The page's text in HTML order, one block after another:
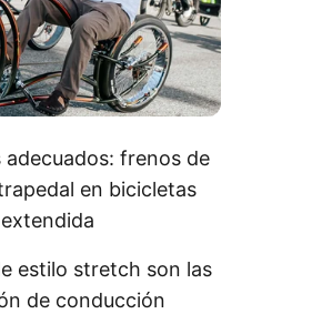
frenos de
en bicicletas
estilo stretch son las
de conducción